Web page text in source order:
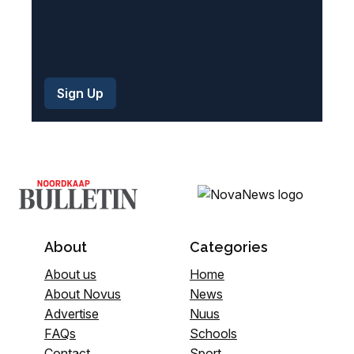
About
About us
About Novus
Advertise
FAQs
Categories
Home
News
Nuus
Schools